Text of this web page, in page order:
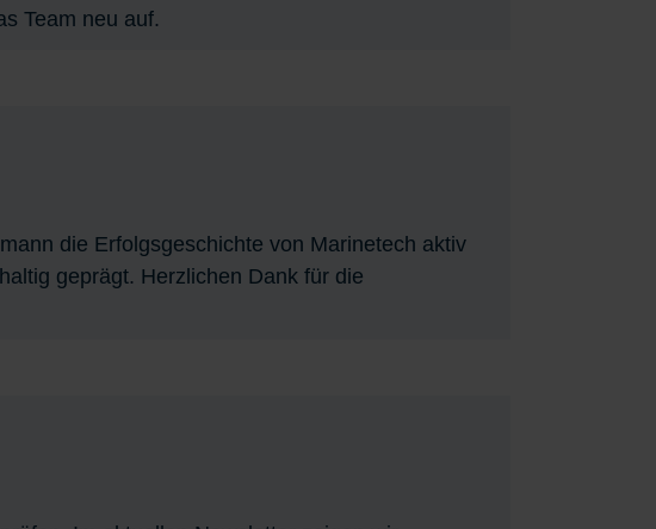
Team neu auf.
die Erfolgsgeschichte von Marinetech aktiv
geprägt. Herzlichen Dank für die